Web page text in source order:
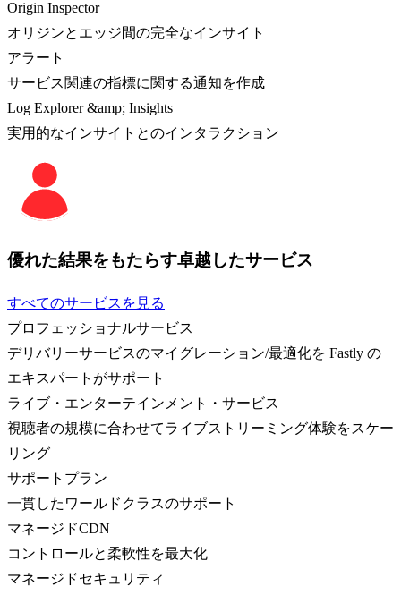
Origin Inspector
オリジンとエッジ間の完全なインサイト
アラート
サービス関連の指標に関する通知を作成
Log Explorer &amp; Insights
実用的なインサイトとのインタラクション
優れた結果をもたらす卓越したサービス
すべてのサービスを見る
プロフェッショナルサービス
デリバリーサービスのマイグレーション/最適化を Fastly の
エキスパートがサポート
ライブ・エンターテインメント・サービス
視聴者の規模に合わせてライブストリーミング体験をスケー
リング
サポートプラン
一貫したワールドクラスのサポート
マネージドCDN
コントロールと柔軟性を最大化
マネージドセキュリティ